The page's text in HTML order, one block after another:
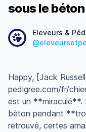
sous le béton
Eleveurs &
Happy, [Jack
pedigree.com/fr/
est un **miraculé**.
béton pendant
retrouvé, certes